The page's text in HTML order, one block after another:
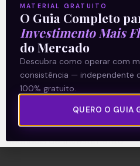
Termos e Condições
Política de Privacidade
Explore
Artigos
E Eu Com Isso?
Vídeos no Youtube
Manuais de Investimento
MATERIAL GRATUITO
O Guia Completo
Investimento Mais
do Mercado
Descubra como operar com
consistência — independente
100% gratuito.
QUERO O GUIA